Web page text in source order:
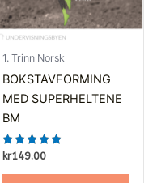
1. Trinn Norsk
BOKSTAVFORMING
MED SUPERHELTENE
BM
Vurdert
av 5
kr149.00